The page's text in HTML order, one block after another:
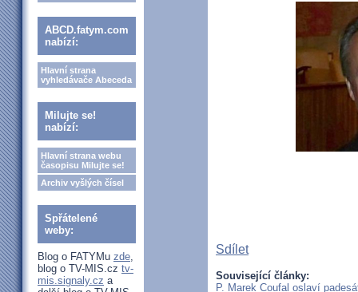
ABCD.fatym.com
nabízí:
Hlavní strana
vyhledávače Abeceda
Milujte se!
nabízí:
Hlavní strana webu
časopisu Milujte se!
Archiv vyšlých čísel
Spřátelené
weby:
Blog o FATYMu zde,
blog o TV-MIS.cz tv-
mis.signaly.cz a
Sdílet
Související články:
P. Marek Coufal oslaví